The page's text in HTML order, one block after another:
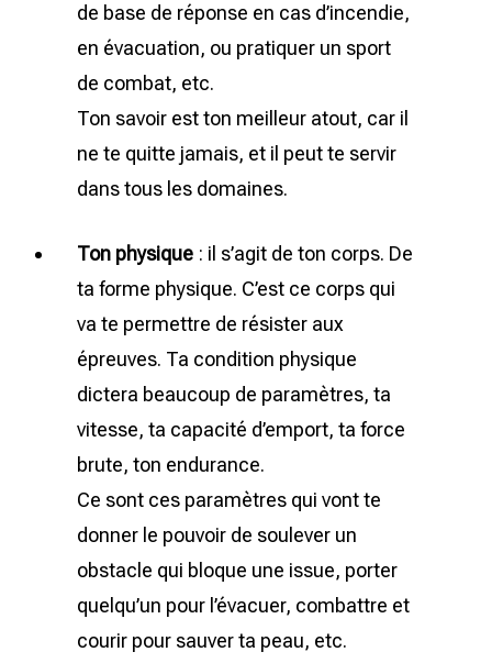
de base de réponse en cas d’incendie,
en évacuation, ou pratiquer un sport
de combat, etc.
Ton savoir est ton meilleur atout, car il
ne te quitte jamais, et il peut te servir
dans tous les domaines.
Ton physique : il s’agit de ton corps. De
ta forme physique. C’est ce corps qui
va te permettre de résister aux
épreuves. Ta condition physique
dictera beaucoup de paramètres, ta
vitesse, ta capacité d’emport, ta force
brute, ton endurance.
Ce sont ces paramètres qui vont te
donner le pouvoir de soulever un
obstacle qui bloque une issue, porter
quelqu’un pour l’évacuer, combattre et
courir pour sauver ta peau, etc.